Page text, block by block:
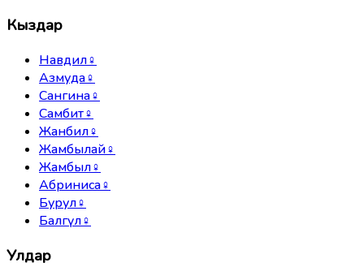
Кыздар
Навдил♀
Азмуда♀
Сангина♀
Самбит♀
Жанбил♀
Жамбылай♀
Жамбыл♀
Абриниса♀
Бурул♀
Балгүл♀
Улдар